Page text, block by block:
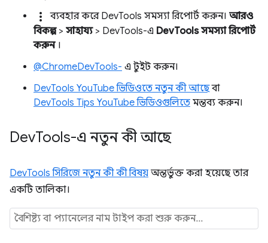
more_vert ব্যবহার করে DevTools সমস্যা রিপোর্ট করুন। আরও
বিকল্প> সাহায্য> DevTools-এ DevTools সমস্যা রিপোর্ট
করুন।
@ChromeDevTools- এ টুইট করুন।
DevTools YouTube ভিডিওতে নতুন কী আছেবা
DevTools Tips YouTube ভিডিওগুলিতে মন্তব্য করুন।
DevTools-এ নতুন কী আছে
DevTools সিরিজে নতুন কী কী বিষয় অন্তর্ভুক্ত করা হয়েছে তার
একটি তালিকা।